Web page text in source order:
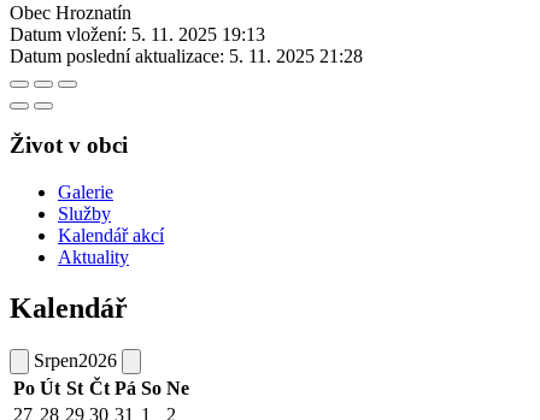
Obec Hroznatín
Datum vložení: 5. 11. 2025 19:13
Datum poslední aktualizace: 5. 11. 2025 21:28
Život v obci
Galerie
Služby
Kalendář akcí
Aktuality
Kalendář
Srpen2026
Po Út St Čt Pá So Ne
27 28 29 30 31 1
2